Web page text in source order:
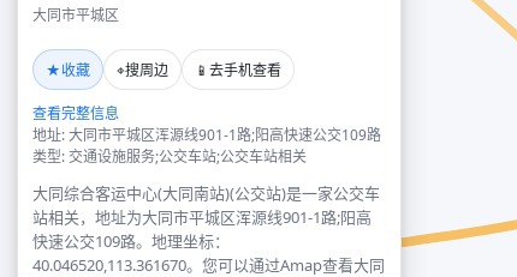
大同市平城区
★收藏 ⌖搜周边 📱 去手机查看
查看完整信息
地址: 大同市平城区浑源线901-1路;阳高快速公交109路
类型: 交通设施服务;公交车站;公交车站相关
大同综合客运中心(大同南站)(公交站)是一家公交车
站相关，地址为大同市平城区浑源线901-1路;阳高
快速公交109路。地理坐标：
40.046520,113.361670。您可以通过Amap查看大同